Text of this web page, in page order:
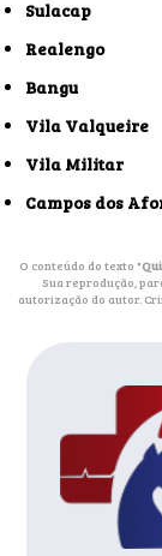
Sulacap
Realengo
Bangu
Vila Valqueire
Vila Militar
Campos dos
O conteúdo do texto "
Sua reprodução,
autorização do autor.